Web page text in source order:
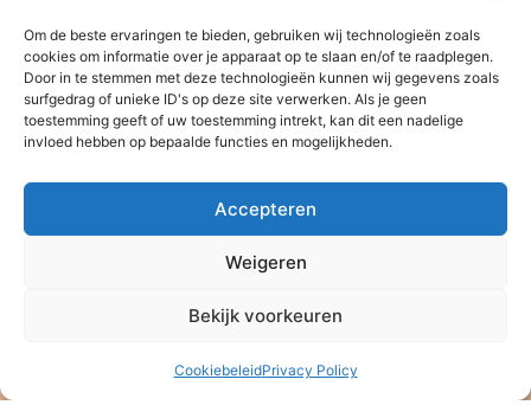
Om de beste ervaringen te bieden, gebruiken wij technologieën zoals
cookies om informatie over je apparaat op te slaan en/of te raadplegen.
Door in te stemmen met deze technologieën kunnen wij gegevens zoals
surfgedrag of unieke ID's op deze site verwerken. Als je geen
toestemming geeft of uw toestemming intrekt, kan dit een nadelige
invloed hebben op bepaalde functies en mogelijkheden.
Accepteren
Weigeren
Bekijk voorkeuren
CookiebeleidPrivacy Policy
Stichting Baan Phak Phing
ANBI – Algemeen Nut Beogende Instelling